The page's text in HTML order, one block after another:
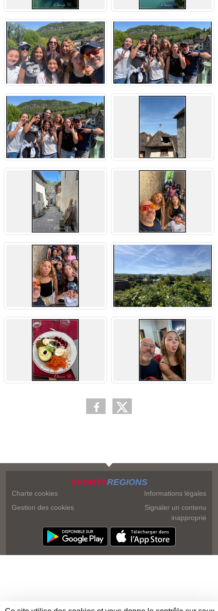
SPORTSREGIONS
Charte cookies
Gestion des cookies
Informations légales
Signaler un contenu
inapproprié